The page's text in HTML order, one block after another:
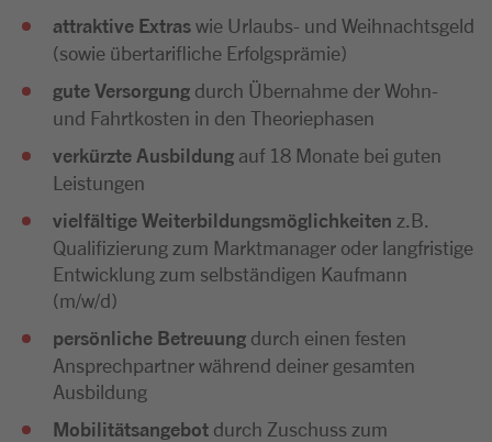
attraktive Extraswie Urlaubs- und Weihnachtsgeld
(sowie übertarifliche Erfolgsprämie)
gute Versorgung durch Übernahme der Wohn-
und Fahrtkosten in den Theoriephasen
verkürzte Ausbildung auf 18 Monate bei guten
Leistungen
vielfältige Weiterbildungsmöglichkeiten z.B.
Qualifizierung zum Marktmanager oder langfristige
Entwicklung zum selbständigen Kaufmann
(m/w/d)
persönliche Betreuung durch einen festen
Ansprechpartner während deiner gesamten
Ausbildung
Mobilitätsangebot durch Zuschuss zum